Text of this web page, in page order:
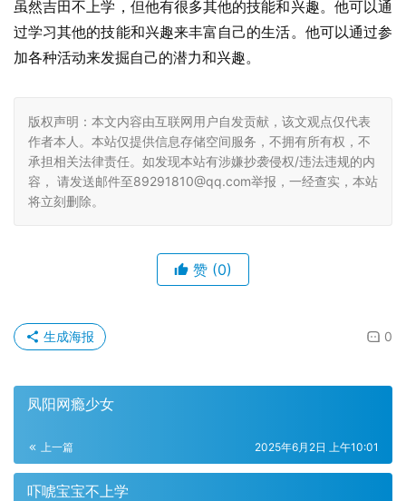
虽然吉田不上学，但他有很多其他的技能和兴趣。他可以通
过学习其他的技能和兴趣来丰富自己的生活。他可以通过参
加各种活动来发掘自己的潜力和兴趣。
版权声明：本文内容由互联网用户自发贡献，该文观点仅代表
作者本人。本站仅提供信息存储空间服务，不拥有所有权，不
承担相关法律责任。如发现本站有涉嫌抄袭侵权/违法违规的内
容， 请发送邮件至89291810@qq.com举报，一经查实，本站
将立刻删除。
赞 (0)
0
生成海报
凤阳网瘾少女
上一篇 2025年6月2日 上午10:01
吓唬宝宝不上学